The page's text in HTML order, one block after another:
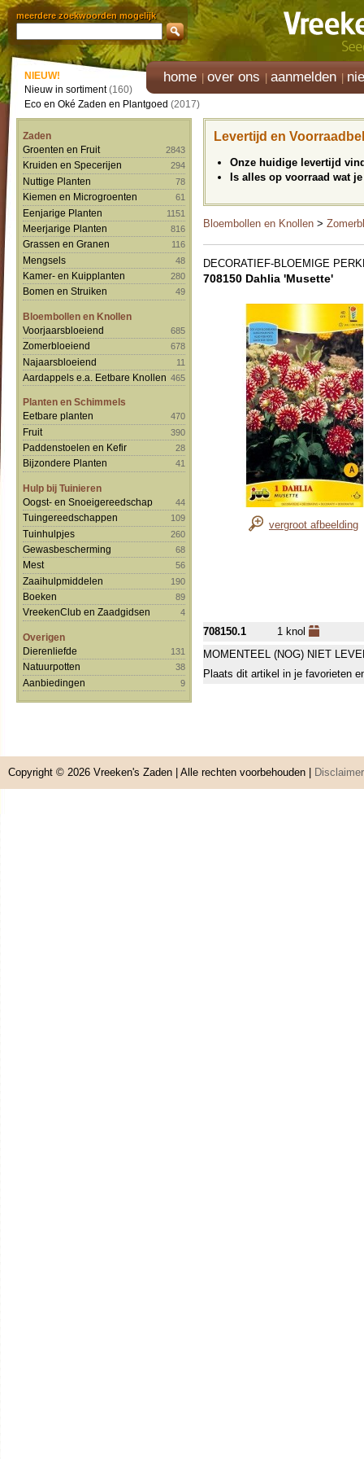
meerdere zoekwoorden mogelijk
home over ons aanmelden
NIEUW!
Nieuw in sortiment(160)
Eco en Oké Zaden en Plantgoed (2017)
Zaden
Groenten en Fruit
2843
Kruiden en Specerijen 294
Nuttige Planten 78
Kiemen en Microgroenten 61
Eenjarige Planten 1151
Meerjarige Planten 816
Grassen en Granen 116
Mengsels 48
Kamer- en Kuipplanten 280
Bomen en Struiken 49
Bloembollen en Knollen
Voorjaarsbloeiend
685
Zomerbloeiend 678
Najaarsbloeiend 11
Aardappels e.a. Eetbare Knollen 465
Planten en Schimmels
Eetbare planten
470
Fruit 390
Paddenstoelen en Kefir 28
Bijzondere Planten 41
Hulp bij Tuinieren
Oogst- en Snoeigereedschap
44
Tuingereedschappen 109
Tuinhulpjes 260
Gewasbescherming 68
Mest 56
Zaaihulpmiddelen 190
Boeken 89
VreekenClub en Zaadgidsen 4
Overigen
Dierenliefde
131
Natuurpotten 38
Aanbiedingen 9
Levertijd en
Onze huidige levertijd
Is alles op voorraad wat
Bloembollen en Knollen >
DECORATIEF-BLOEMIGE
708150 Dahlia 'Musette'
vergroot afbeelding
708150.1
1 knol
MOMENTEEL (NOG) NIET
Plaats dit artikel in je favorieten
Copyright © 2026 Vreeken's Zaden | Alle rechten voorbehouden | Disclaimer